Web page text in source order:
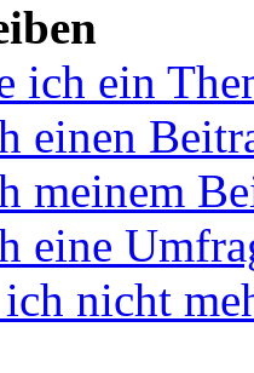
ich ein
einen
meinem
eine
nicht